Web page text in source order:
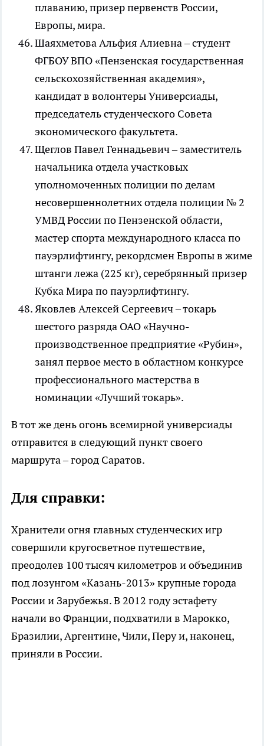
плаванию, призер первенств России,
Европы, мира.
Шаяхметова Альфия Алиевна – студент
ФГБОУ ВПО «Пензенская государственная
сельскохозяйственная академия»,
кандидат в волонтеры Универсиады,
председатель студенческого Совета
экономического факультета.
Щеглов Павел Геннадьевич – заместитель
начальника отдела участковых
уполномоченных полиции по делам
несовершеннолетних отдела полиции № 2
УМВД России по Пензенской области,
мастер спорта международного класса по
пауэрлифтингу, рекордсмен Европы в жиме
штанги лежа (225 кг), серебрянный призер
Кубка Мира по пауэрлифтингу.
Яковлев Алексей Сергеевич – токарь
шестого разряда ОАО «Научно-
производственное предприятие «Рубин»,
занял первое место в областном конкурсе
профессионального мастерства в
номинации «Лучший токарь».
В тот же день огонь всемирной универсиады
отправится в следующий пункт своего
маршрута – город Саратов.
Для справки:
Хранители огня главных студенческих игр
совершили кругосветное путешествие,
преодолев 100 тысяч километров и объединив
под лозунгом «Казань-2013» крупные города
России и Зарубежья. В 2012 году эстафету
начали во Франции, подхватили в Марокко,
Бразилии, Аргентине, Чили, Перу и, наконец,
приняли в России.